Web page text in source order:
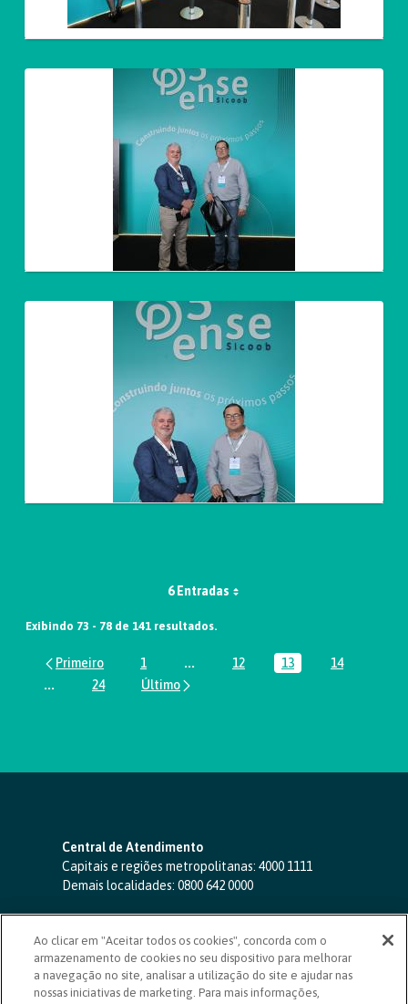
6 Entradas
Exibindo 73 - 78 de 141 resultados.
Página
1 ...Páginas intermediárias Usar ABA
Página
12 Página
13 Página
14
...Páginas intermediárias Usar ABA para navegar.
Página
24
Central de Atendimento
Capitais e regiões metropolitanas: 4000 1111
Demais localidades: 0800 642 0000
SAC 24 horas-0800 724 4420
Ouvidoria
0800 725 0996
(de segunda a sexta, das 8h às 20h)
ouvidoriasicoob.com.br
Ao clicar em "Aceitar todos os cookies", concorda com o
armazenamento de cookies no seu dispositivo para melhorar
a navegação no site, analisar a utilização do site e ajudar nas
nossas iniciativas de marketing. Para mais informações,